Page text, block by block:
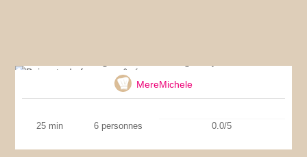
MereMichele
25 min 6 personnes 0.0/5